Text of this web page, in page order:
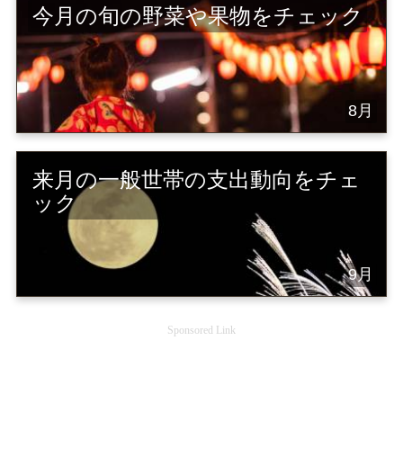
今月の旬の野菜や果物をチェック
8月
来月の一般世帯の支出動向をチェ
ック
9月
Sponsored Link